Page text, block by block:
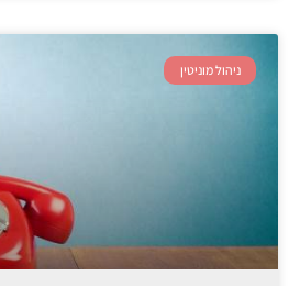
ניהול מוניטין